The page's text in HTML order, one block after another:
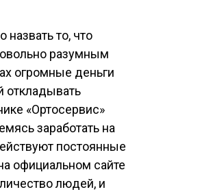
то, что
разумным
огромные деньги
откладывать
«Ортосервис»
заработать на
постоянные
официальном сайте
людей, и